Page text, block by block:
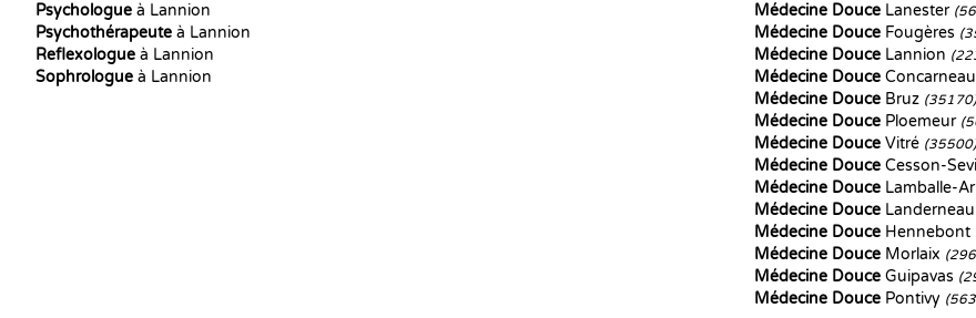
Psychologue à Lannion
Psychothérapeute à Lannion
Reflexologue à Lannion
Sophrologue à Lannion
Médecine Douce Lanester
Médecine Douce Fougères
Médecine Douce Lannion
Médecine Douce Concarneau
Médecine Douce Bruz (35170)
Médecine Douce Ploemeur
Médecine Douce Vitré (35500)
Médecine Douce Cesson-
Médecine Douce Lamballe-
Médecine Douce Landerneau
Médecine Douce Hennebont
Médecine Douce Morlaix
Médecine Douce Guipavas
Médecine Douce Pontivy